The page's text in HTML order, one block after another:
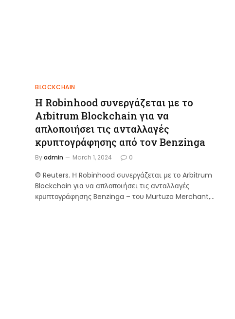
BLOCKCHAIN
Η Robinhood συνεργάζεται με το
Arbitrum Blockchain για να
απλοποιήσει τις ανταλλαγές
κρυπτογράφησης από τον Benzinga
Byadmin March 1, 2024 0
© Reuters. Η Robinhood συνεργάζεται με το Arbitrum
Blockchain για να απλοποιήσει τις ανταλλαγές
κρυπτογράφησης Benzinga – του Murtuza Merchant,…